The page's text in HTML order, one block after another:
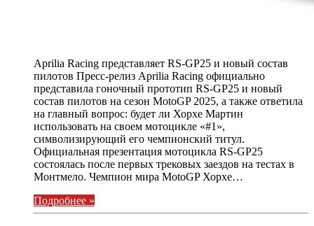
Aprilia Racing представляет RS-GP25 и новый состав
пилотов Пресс-релиз Aprilia Racing официально
представила гоночный прототип RS-GP25 и новый
состав пилотов на сезон MotoGP 2025, а также ответила
на главный вопрос: будет ли Хорхе Мартин
использовать на своем мотоцикле «#1»,
символизирующий его чемпионский титул.
Официальная презентация мотоцикла RS-GP25
состоялась после первых трековых заездов на тестах в
Монтмело. Чемпион мира MotoGP Хорхе…
Подробнее »